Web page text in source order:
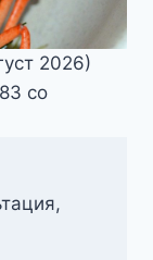
2026)
со